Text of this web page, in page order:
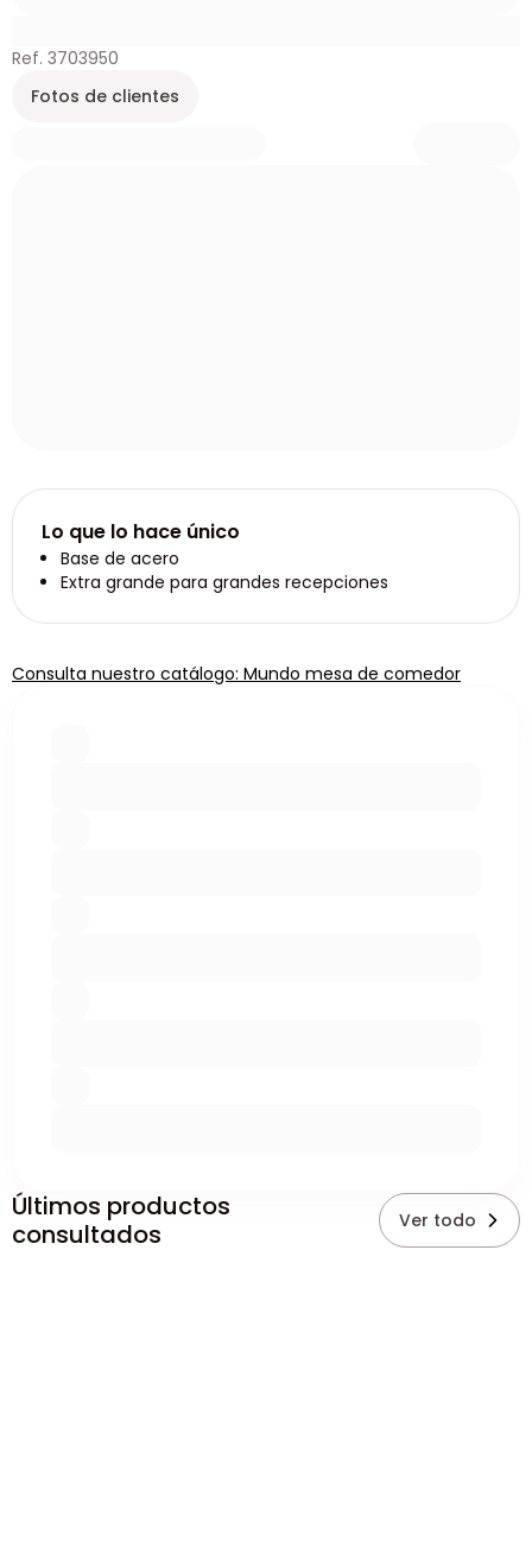
Ref. 3703950
Fotos de clientes
Lo que lo hace único
Base de acero
Extra grande para grandes recepciones
Consulta nuestro catálogo: Mundo mesa de comedor
Últimos productos
consultados
Ver todo